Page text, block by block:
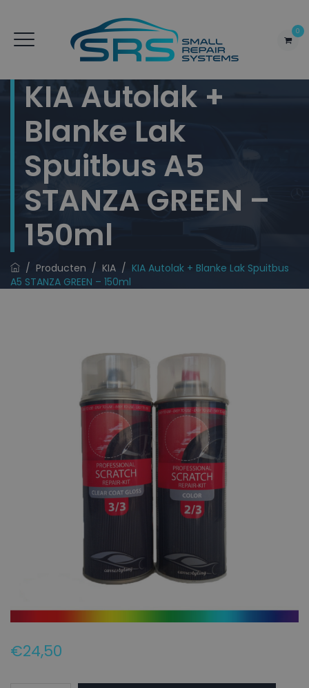
0
KIA Autolak +
Blanke Lak
Spuitbus A5
STANZA GREEN –
150ml
/ Producten / KIA / KIA Autolak + Blanke Lak Spuitbus
A5 STANZA GREEN – 150ml
€24,50